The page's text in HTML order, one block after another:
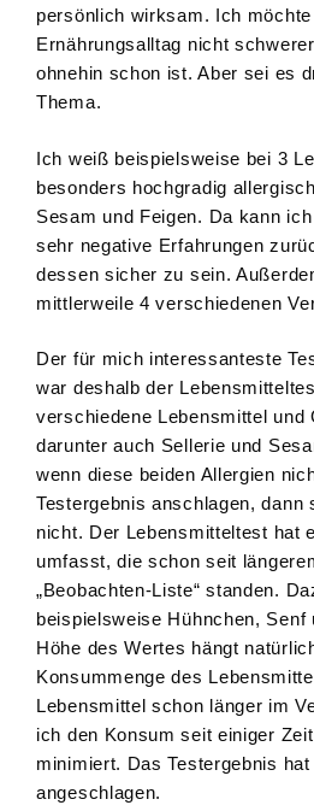
persönlich wirksam. Ich
Ernährungsalltag nicht
ohnehin schon ist. Aber sei es
Thema.
Ich weiß beispielsweise bei 3
besonders hochgradig
Sesam und Feigen. Da kann
sehr negative Erfahrungen
dessen sicher zu sein.
mittlerweile 4 verschiedenen
Der für mich interessanteste
war deshalb der
verschiedene Lebensmittel und
darunter auch Sellerie und
wenn diese beiden Allergien
Testergebnis anschlagen, dann
nicht. Der Lebensmitteltest hat
umfasst, die schon seit
„Beobachten-Liste“ standen.
beispielsweise Hühnchen, Senf
Höhe des Wertes hängt
Konsummenge des
Lebensmittel schon länger im
ich den Konsum seit einiger
minimiert. Das Testergebnis
angeschlagen.